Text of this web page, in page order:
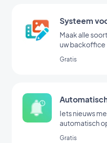
Systeem
Maak alle
uw backoffice
Gratis
Iets nieuws
automatisch
Gratis